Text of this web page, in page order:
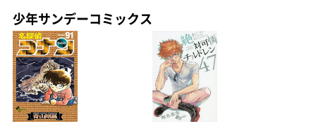
少年サンデーコミックス